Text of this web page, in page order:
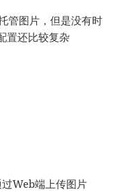
管图片，但是没有时
置还比较复杂
过Web端上传图片